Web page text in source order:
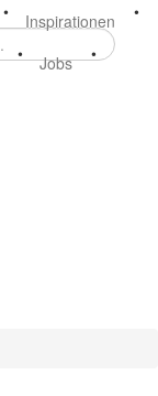
• Inspirationen •
• Jobs •